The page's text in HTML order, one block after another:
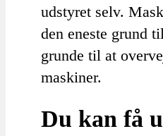
udstyret selv.
den eneste grund
grunde til at
maskiner.
Du kan få